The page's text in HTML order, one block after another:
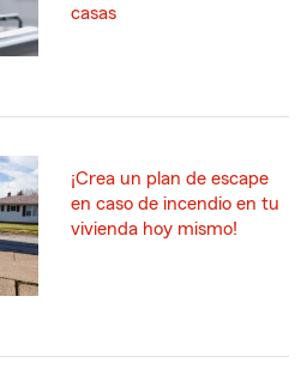
casas
¡Crea un plan de escape
en caso de incendio en tu
vivienda hoy mismo!